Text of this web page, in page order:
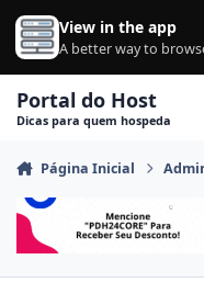
Ir para conteúdo
View in the app
A better way to
Portal do Host
Dicas para quem hospeda
Página Inicial